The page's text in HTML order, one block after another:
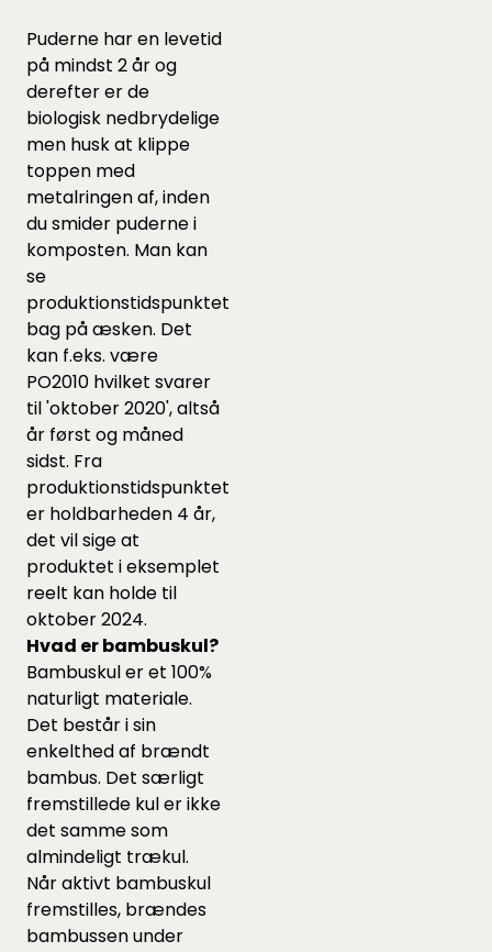
Puderne har en levetid
på mindst 2 år og
derefter er de
biologisk nedbrydelige
men husk at klippe
toppen med
metalringen af, inden
du smider puderne i
komposten. Man kan
se
produktionstidspunktet
bag på æsken. Det
kan f.eks. være
PO2010 hvilket svarer
til 'oktober 2020', altså
år først og måned
sidst. Fra
produktionstidspunktet
er holdbarheden 4 år,
det vil sige at
produktet i eksemplet
reelt kan holde til
oktober 2024.
Hvad er bambuskul?
Bambuskul er et 100%
naturligt materiale.
Det består i sin
enkelthed af brændt
bambus. Det særligt
fremstillede kul er ikke
det samme som
almindeligt trækul.
Når aktivt bambuskul
fremstilles, brændes
bambussen under